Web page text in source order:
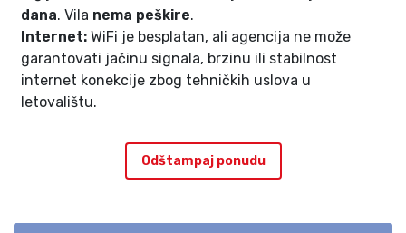
dana. Vila nema peškire.
Internet: WiFi je besplatan, ali agencija ne može
garantovati jačinu signala, brzinu ili stabilnost
internet konekcije zbog tehničkih uslova u
letovalištu.
Odštampaj ponudu